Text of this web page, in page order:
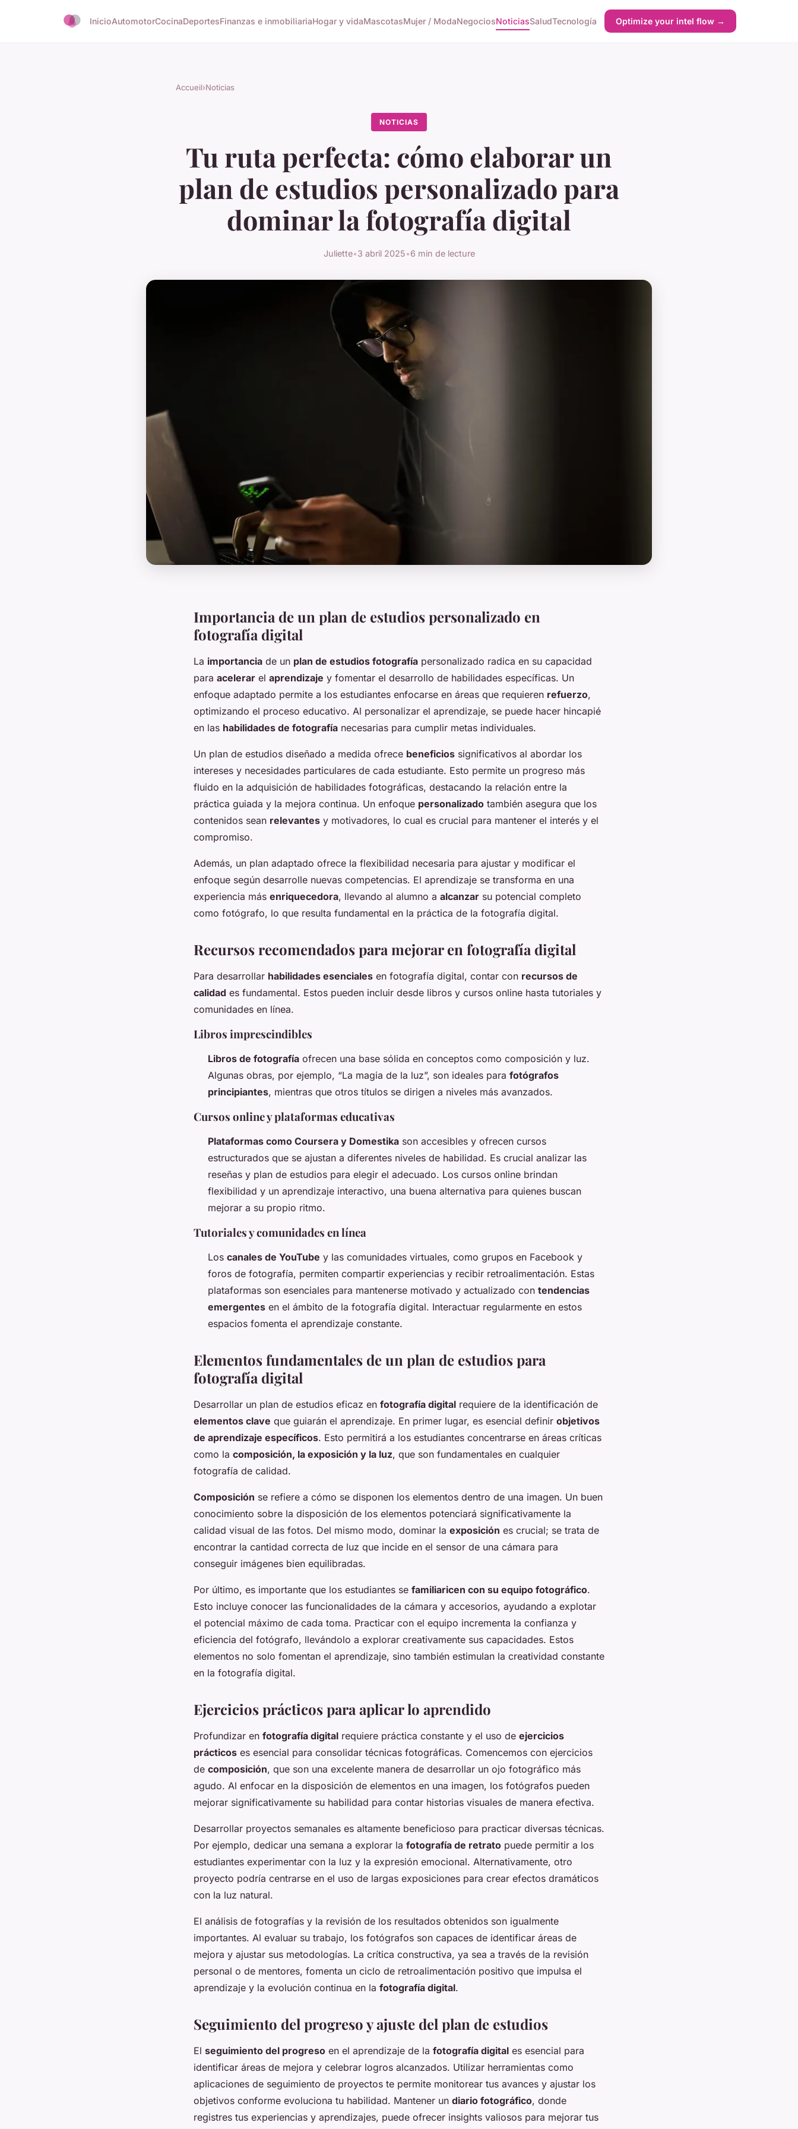
InicioAutomotorCocinaDeportesFinanzas e inmobiliariaHogar y vidaMascotasMujer / ModaNegociosNoticiasSaludTecnología Optimize your intel flow →
Accueil›Noticias
NOTICIAS
Tu ruta perfecta: cómo elaborar un
plan de estudios personalizado para
dominar la fotografía digital
Juliette•3 abril 2025•6 min de lecture
Importancia de un plan de estudios personalizado en
fotografía digital
La importancia de un plan de estudios fotografía personalizado radica en su capacidad
para acelerar el aprendizaje y fomentar el desarrollo de habilidades específicas. Un
enfoque adaptado permite a los estudiantes enfocarse en áreas que requieren refuerzo,
optimizando el proceso educativo. Al personalizar el aprendizaje, se puede hacer hincapié
en las habilidades de fotografía necesarias para cumplir metas individuales.
Un plan de estudios diseñado a medida ofrece beneficios significativos al abordar los
intereses y necesidades particulares de cada estudiante. Esto permite un progreso más
fluido en la adquisición de habilidades fotográficas, destacando la relación entre la
práctica guiada y la mejora continua. Un enfoque personalizado también asegura que los
contenidos sean relevantes y motivadores, lo cual es crucial para mantener el interés y el
compromiso.
Además, un plan adaptado ofrece la flexibilidad necesaria para ajustar y modificar el
enfoque según desarrolle nuevas competencias. El aprendizaje se transforma en una
experiencia más enriquecedora, llevando al alumno a alcanzar su potencial completo
como fotógrafo, lo que resulta fundamental en la práctica de la fotografía digital.
Recursos recomendados para mejorar en fotografía digital
Para desarrollar habilidades esenciales en fotografía digital, contar con recursos de
calidad es fundamental. Estos pueden incluir desde libros y cursos online hasta tutoriales y
comunidades en línea.
Libros imprescindibles
Libros de fotografía ofrecen una base sólida en conceptos como composición y luz.
Algunas obras, por ejemplo, “La magia de la luz”, son ideales para fotógrafos
principiantes, mientras que otros títulos se dirigen a niveles más avanzados.
Cursos online y plataformas educativas
Plataformas como Coursera y Domestika son accesibles y ofrecen cursos
estructurados que se ajustan a diferentes niveles de habilidad. Es crucial analizar las
reseñas y plan de estudios para elegir el adecuado. Los cursos online brindan
flexibilidad y un aprendizaje interactivo, una buena alternativa para quienes buscan
mejorar a su propio ritmo.
Tutoriales y comunidades en línea
Los canales de YouTube y las comunidades virtuales, como grupos en Facebook y
foros de fotografía, permiten compartir experiencias y recibir retroalimentación. Estas
plataformas son esenciales para mantenerse motivado y actualizado con tendencias
emergentes en el ámbito de la fotografía digital. Interactuar regularmente en estos
espacios fomenta el aprendizaje constante.
Elementos fundamentales de un plan de estudios para
fotografía digital
Desarrollar un plan de estudios eficaz en fotografía digital requiere de la identificación de
elementos clave que guiarán el aprendizaje. En primer lugar, es esencial definir objetivos
de aprendizaje específicos. Esto permitirá a los estudiantes concentrarse en áreas críticas
como la composición, la exposición y la luz, que son fundamentales en cualquier
fotografía de calidad.
Composición se refiere a cómo se disponen los elementos dentro de una imagen. Un buen
conocimiento sobre la disposición de los elementos potenciará significativamente la
calidad visual de las fotos. Del mismo modo, dominar la exposición es crucial; se trata de
encontrar la cantidad correcta de luz que incide en el sensor de una cámara para
conseguir imágenes bien equilibradas.
Por último, es importante que los estudiantes se familiaricen con su equipo fotográfico.
Esto incluye conocer las funcionalidades de la cámara y accesorios, ayudando a explotar
el potencial máximo de cada toma. Practicar con el equipo incrementa la confianza y
eficiencia del fotógrafo, llevándolo a explorar creativamente sus capacidades. Estos
elementos no solo fomentan el aprendizaje, sino también estimulan la creatividad constante
en la fotografía digital.
Ejercicios prácticos para aplicar lo aprendido
Profundizar en fotografía digital requiere práctica constante y el uso de ejercicios
prácticos es esencial para consolidar técnicas fotográficas. Comencemos con ejercicios
de composición, que son una excelente manera de desarrollar un ojo fotográfico más
agudo. Al enfocar en la disposición de elementos en una imagen, los fotógrafos pueden
mejorar significativamente su habilidad para contar historias visuales de manera efectiva.
Desarrollar proyectos semanales es altamente beneficioso para practicar diversas técnicas.
Por ejemplo, dedicar una semana a explorar la fotografía de retrato puede permitir a los
estudiantes experimentar con la luz y la expresión emocional. Alternativamente, otro
proyecto podría centrarse en el uso de largas exposiciones para crear efectos dramáticos
con la luz natural.
El análisis de fotografías y la revisión de los resultados obtenidos son igualmente
importantes. Al evaluar su trabajo, los fotógrafos son capaces de identificar áreas de
mejora y ajustar sus metodologías. La crítica constructiva, ya sea a través de la revisión
personal o de mentores, fomenta un ciclo de retroalimentación positivo que impulsa el
aprendizaje y la evolución continua en la fotografía digital.
Seguimiento del progreso y ajuste del plan de estudios
El seguimiento del progreso en el aprendizaje de la fotografía digital es esencial para
identificar áreas de mejora y celebrar logros alcanzados. Utilizar herramientas como
aplicaciones de seguimiento de proyectos te permite monitorear tus avances y ajustar los
objetivos conforme evoluciona tu habilidad. Mantener un diario fotográfico, donde
registres tus experiencias y aprendizajes, puede ofrecer insights valiosos para mejorar tus